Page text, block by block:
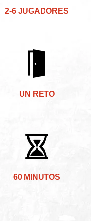
2-6 JUGADORES
UN RETO
60 MINUTOS